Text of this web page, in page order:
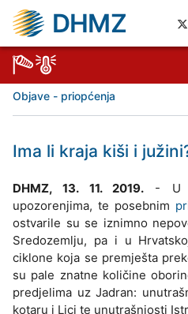
DHMZ
Objave - priopćenja
Ima li kraja kiši i
DHMZ, 13. 11. 2019. - U
upozorenjima, te posebnim
ostvarile su se iznimno
Sredozemlju, pa i u
ciklone koja se premješta
su pale znatne količine
predjelima uz Jadran:
kotaru i Lici te unutrašnjosti